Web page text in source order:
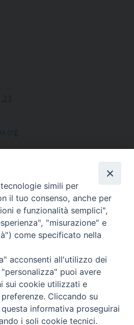
notizie e segnalazioni scrivere a:
simili per
il tuo consenso, anche per
e funzionalità semplici",
"misurazione" e
come specificato nella
acconsenti all'utilizzo dei
puoi avere
sui cookie utilizzati e
Cliccando su
informativa proseguirai
i soli cookie tecnici.